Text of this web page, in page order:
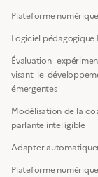
Plateforme
Logiciel pédagogique
Évaluation
visant le
émergentes
Modélisation de la
parlante intelligible
Adapter
Plateforme